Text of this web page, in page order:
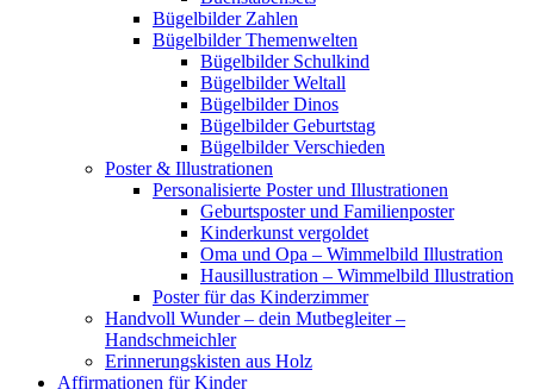
Bügelbilder Zahlen
Bügelbilder Themenwelten
Bügelbilder Schulkind
Bügelbilder Weltall
Bügelbilder Dinos
Bügelbilder Geburtstag
Bügelbilder Verschieden
Poster & Illustrationen
Personalisierte Poster und Illustrationen
Geburtsposter und Familienposter
Kinderkunst vergoldet
Oma und Opa – Wimmelbild Illustration
Hausillustration – Wimmelbild Illustration
Poster für das Kinderzimmer
Handvoll Wunder – dein Mutbegleiter –
Handschmeichler
Erinnerungskisten aus Holz
Affirmationen für Kinder